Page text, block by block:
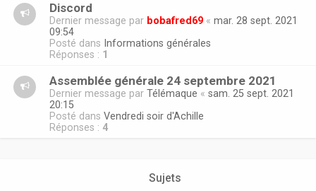
Discord
Dernier message par bobafred69 « mar. 28 sept. 2021
09:54
Posté dans Informations générales
Réponses : 1
Assemblée générale 24 septembre 2021
Dernier message par Télémaque « sam. 25 sept. 2021
20:15
Posté dans Vendredi soir d'Achille
Réponses : 4
Sujets